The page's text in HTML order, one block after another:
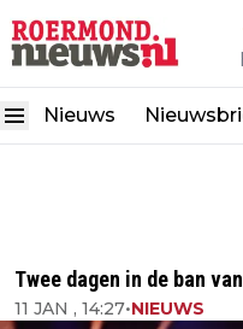
Nieuws
Twee dagen in de ban
11 JAN , 14:27•NIEUWS